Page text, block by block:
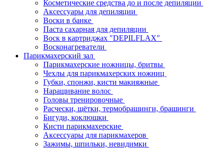
Косметические средства до и после депиляции
Аксессуары для депиляции
Воски в банке
Паста сахарная для депиляции
Воск в картриджах "DEPILFLAX"
Восконагреватели
Парикмахерский зал
Парикмахерские ножницы, бритвы
Чехлы для парикмахерских ножниц
Губки, спонжи, кисти макияжные
Наращивание волос
Головы тренировочные
Расчески, щётки, термобрашинги, брашинги
Бигуди, коклюшки
Кисти парикмахерские
Аксессуары для парикмахеров
Зажимы, шпильки, невидимки